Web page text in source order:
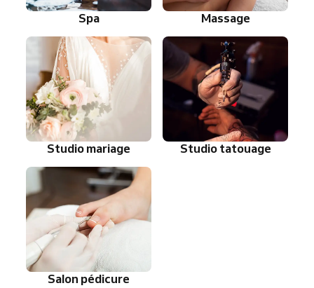
Spa Massage
Studio mariage Studio tatouage
Salon pédicure